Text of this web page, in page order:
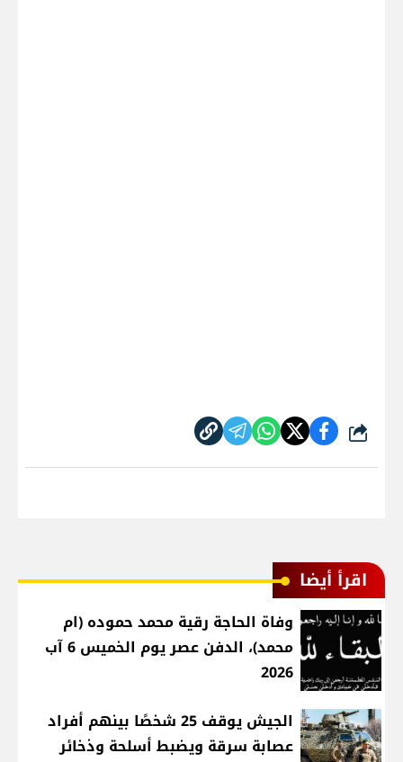
شارك
اقرأ أيضا
وفاة الحاجة رقية محمد حموده (ام
محمد)، الدفن عصر يوم الخميس 6 آب
2026
الجيش يوقف 25 شخصًا بينهم أفراد
عصابة سرقة ويضبط أسلحة وذخائر